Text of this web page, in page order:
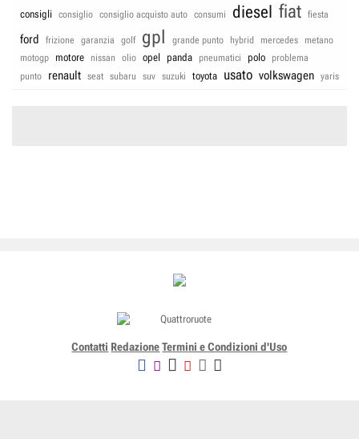
consigli consiglio consiglio acquisto auto consumi diesel fiat fiesta
ford frizione garanzia golf gpl grande punto hybrid mercedes
metano
motogp
motore nissan olio opel panda pneumatici polo
problema
punto
renault seat subaru suv suzuki toyota usato volkswagen yaris
Contatti Redazione Termini e Condizioni d'Uso